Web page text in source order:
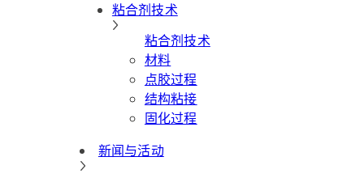
粘合剂技术
粘合剂技术
材料
点胶过程
结构粘接
固化过程
新闻与活动